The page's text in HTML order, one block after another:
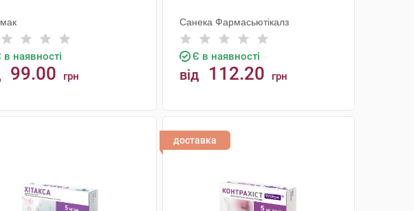
в наявності
99.00 грн
Санека Фармасьютікалз
Є в наявності
від 112.20 грн
доставка